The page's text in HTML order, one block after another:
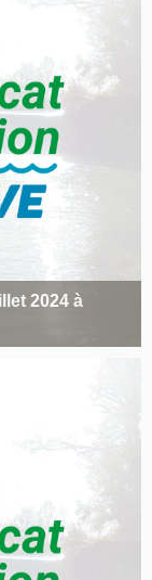
2024 à